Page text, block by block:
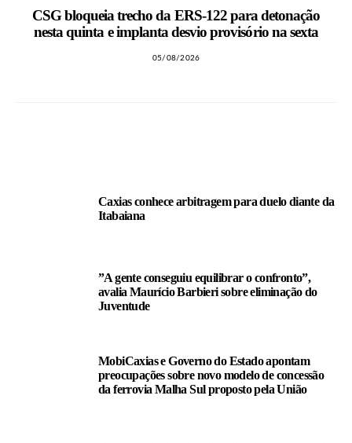
CSG bloqueia trecho da ERS-122 para detonação
nesta quinta e implanta desvio provisório na sexta
05/08/2026
Caxias conhece arbitragem para duelo diante da
Itabaiana
”A gente conseguiu equilibrar o confronto”,
avalia Maurício Barbieri sobre eliminação do
Juventude
MobiCaxias e Governo do Estado apontam
preocupações sobre novo modelo de concessão
da ferrovia Malha Sul proposto pela União